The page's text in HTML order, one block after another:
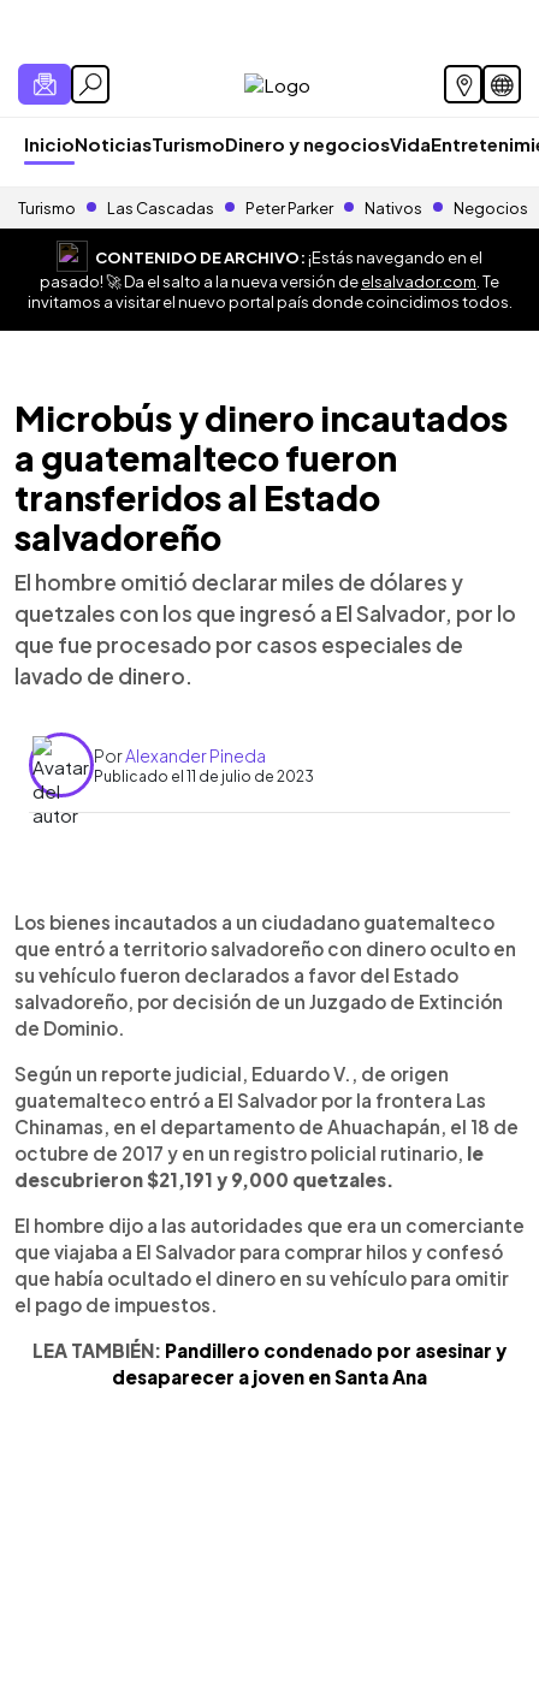
InicioNoticiasTurismoDinero y negociosVida
Turismo Las Cascadas Peter Parker Nativos Negocios
CONTENIDO DE ARCHIVO:¡Estás navegando en el
pasado! 🚀 Da el salto a la nueva versión deelsalvador.com . Te
invitamos a visitar el nuevo portal país donde coincidimos todos.
Microbús y dinero incautados
a guatemalteco fueron
transferidos al Estado
salvadoreño
El hombre omitió declarar miles de dólares y
quetzales con los que ingresó a El Salvador, por lo
que fue procesado por casos especiales de
lavado de dinero.
PorAlexander Pineda
Publicado el 11 de julio de 2023
Escuchar artículo
Los bienes incautados a un ciudadano guatemalteco
que entró a territorio salvadoreño con dinero oculto en
su vehículo fueron declarados a favor del Estado
salvadoreño, por decisión de un Juzgado de Extinción
de Dominio.
Según un reporte judicial, Eduardo V., de origen
guatemalteco entró a El Salvador por la frontera Las
Chinamas, en el departamento de Ahuachapán, el 18 de
octubre de 2017 y en un registro policial rutinario, le
descubrieron $21,191 y 9,000 quetzales.
El hombre dijo a las autoridades que era un comerciante
que viajaba a El Salvador para comprar hilos y confesó
que había ocultado el dinero en su vehículo para omitir
el pago de impuestos.
LEA TAMBIÉN: Pandillero condenado por asesinar y
desaparecer a joven en Santa Ana